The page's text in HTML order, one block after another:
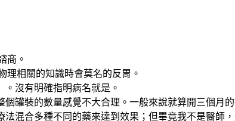
商。
理相關的知識時會莫名的反胃。
沒有明確指明病名就是。
罐裝的數量感覺不大合理。一般來說就算開三個月
混合多種不同的藥來達到效果；但畢竟我不是醫師